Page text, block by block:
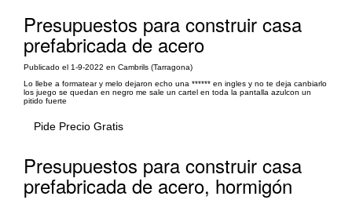
Presupuestos para construir casa
prefabricada de acero
Publicado el 1-9-2022 en Cambrils (Tarragona)
Lo llebe a formatear y melo dejaron echo una ****** en ingles y no te deja canbiarlo
los juego se quedan en negro me sale un cartel en toda la pantalla azulcon un
pitido fuerte
Pide Precio Gratis
Presupuestos para construir casa
prefabricada de acero, hormigón